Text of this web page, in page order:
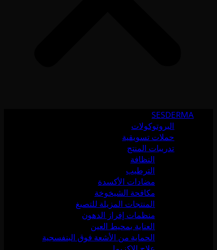
SESDERMA
البروتوكولات
حملات تسويقية
تدريبات المنتج
النظافة
الترطيب
مضادات الأكسدة
مكافحة الشيخوخة
المنتجات المزيلة للتصبغ
منظمات إفراز الدهون
العناية بمحيط العين
الحماية من الأشعة فوق البنفسجية